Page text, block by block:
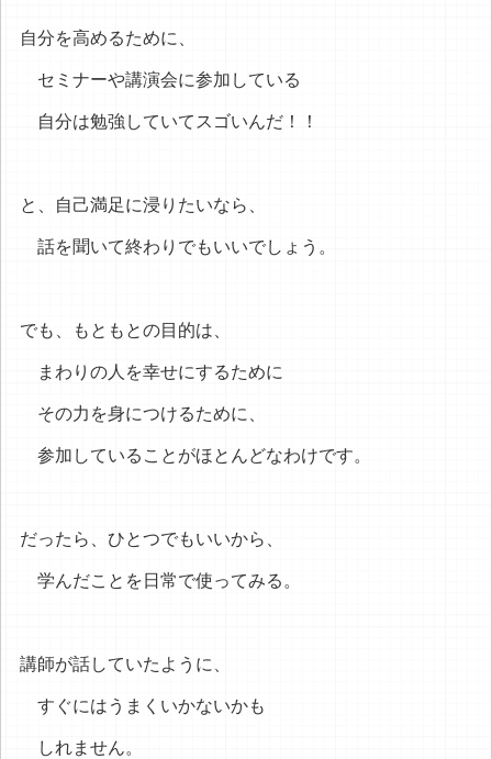
自分を高めるために、
セミナーや講演会に参加している
自分は勉強していてスゴいんだ！！
と、自己満足に浸りたいなら、
話を聞いて終わりでもいいでしょう。
でも、もともとの目的は、
まわりの人を幸せにするために
その力を身につけるために、
参加していることがほとんどなわけです。
だったら、ひとつでもいいから、
学んだことを日常で使ってみる。
講師が話していたように、
すぐにはうまくいかないかも
しれません。